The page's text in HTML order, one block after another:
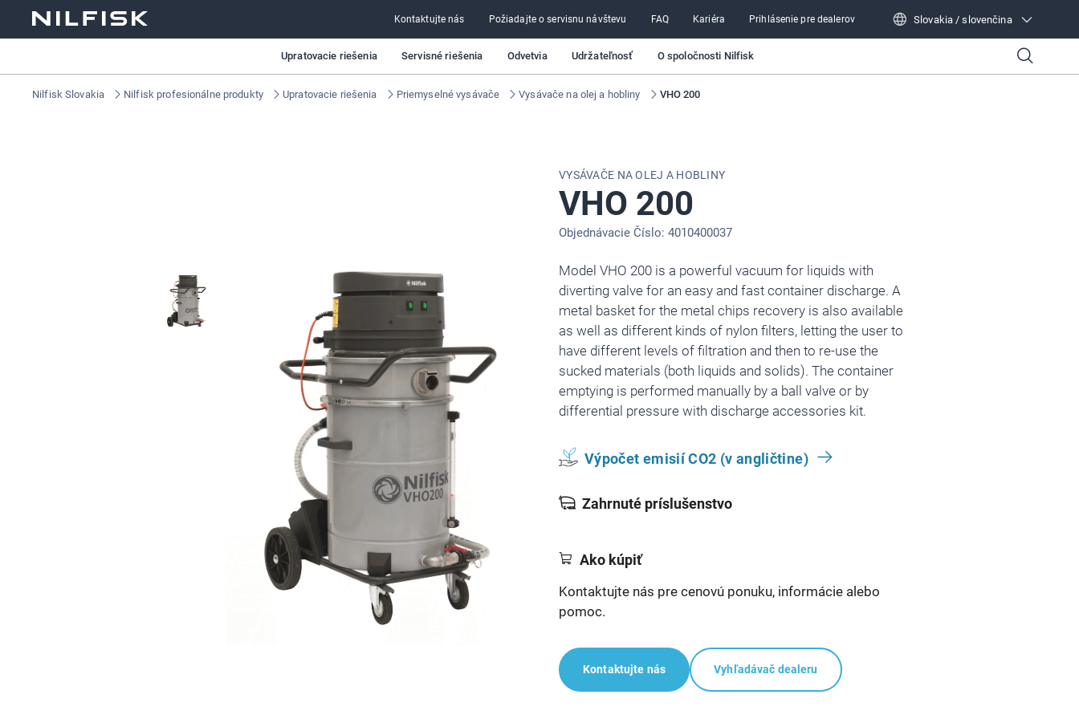
Kontaktujte nás Požiadajte o servisnu návštevu FAQ Kariéra Prihlásenie pre dealerov Slovakia / slovenčina
Upratovacie riešenia Servisné riešenia Odvetvia Udržateľnosť O spoločnosti Nilfisk
Nilfisk Slovakia Nilfisk profesionálne produkty Upratovacie riešenia Priemyselné vysávače Vysávače na olej a hobliny VHO 200
VYSÁVAČE NA OLEJ A HOBLINY
VHO 200
Objednávacie Číslo: 4010400037
Model VHO 200 is a powerful vacuum for liquids with
diverting valve for an easy and fast container discharge. A
metal basket for the metal chips recovery is also available
as well as different kinds of nylon filters, letting the user to
have different levels of filtration and then to re-use the
sucked materials (both liquids and solids). The container
emptying is performed manually by a ball valve or by
differential pressure with discharge accessories kit.
Výpočet emisií CO2 (v angličtine)
Zahrnuté príslušenstvo
Ako kúpiť
Kontaktujte nás pre cenovú ponuku, informácie alebo
pomoc.
Kontaktujte nás Vyhľadávač dealeru